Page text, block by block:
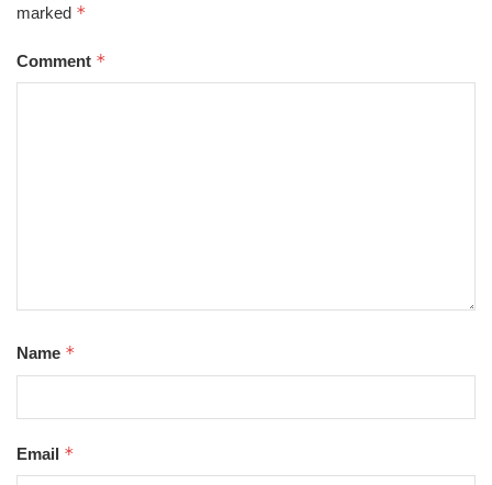
marked *
Comment *
Name *
Email *